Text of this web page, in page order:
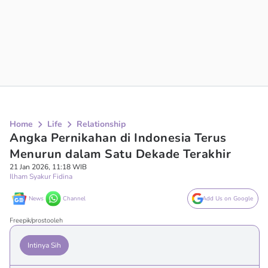
Home Life Relationship
Angka Pernikahan di Indonesia Terus
Menurun dalam Satu Dekade Terakhir
21 Jan 2026, 11:18 WIB
Ilham Syakur Fidina
News Channel Add Us on Google
Freepik/prostooleh
Intinya Sih